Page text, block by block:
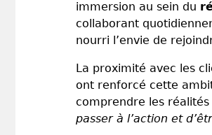
immersion au sein du
collaborant
nourri l’envie de
La proximité avec les
ont renforcé cette
comprendre les
passer à l’action et